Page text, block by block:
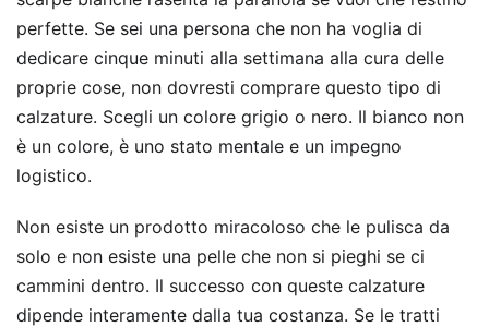
perfette. Se sei una persona che non ha voglia di
dedicare cinque minuti alla settimana alla cura delle
proprie cose, non dovresti comprare questo tipo di
calzature. Scegli un colore grigio o nero. Il bianco non
è un colore, è uno stato mentale e un impegno
logistico.
Non esiste un prodotto miracoloso che le pulisca da
solo e non esiste una pelle che non si pieghi se ci
cammini dentro. Il successo con queste calzature
dipende interamente dalla tua costanza. Se le tratti